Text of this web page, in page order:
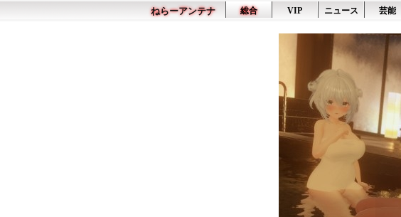
ねらーアンテナ 総合 VIP ニュース 芸能